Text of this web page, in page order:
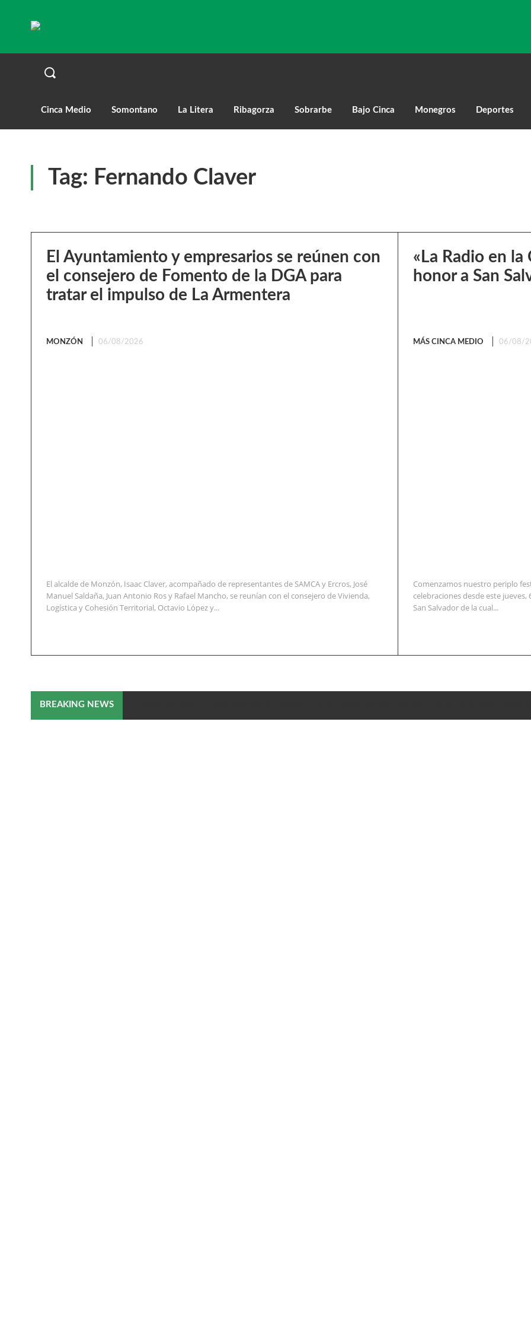
Cinca Medio Somontano La Litera Ribagorza Sobrarbe Bajo Cinca Monegros Deportes
Tag: Fernando Claver
El Ayuntamiento y empresarios se reúnen con
el consejero de Fomento de la DGA para
tratar el impulso de La Armentera
MONZÓN 06/08/2026
El alcalde de Monzón, Isaac Claver, acompañado de representantes de SAMCA y Ercros, José
Manuel Saldaña, Juan Antonio Ros y Rafael Mancho, se reunían con el consejero de Vivienda,
Logística y Cohesión Territorial, Octavio López y...
«La Radio en la
honor a San
MÁS CINCA MEDIO 06/08/
Comenzamos nuestro periplo
celebraciones desde este
San Salvador de la cual...
BREAKING NEWS